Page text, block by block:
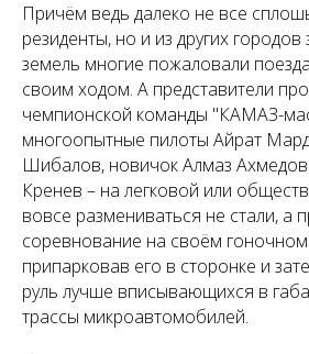
Причём ведь далеко не все
резиденты, но и из других городов
земель многие пожаловали
своим ходом. А представители
чемпионской команды "КАМАЗ-
многоопытные пилоты Айрат
Шибалов, новичок Алмаз
Кренев – на легковой или
вовсе размениваться не стали, а
соревнование на своём гоночном
припарковав его в сторонке и
руль лучше вписывающихся в
трассы микроавтомобилей.